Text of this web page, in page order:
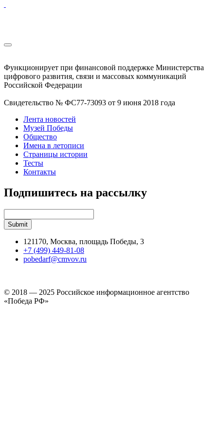
Функционирует при финансовой поддержке Министерства
цифрового развития, связи и массовых коммуникаций
Российской Федерации
Свидетельство № ФС77-73093 от 9 июня 2018 года
Лента новостей
Музей Победы
Общество
Имена в летописи
Страницы истории
Тесты
Контакты
Подпишитесь на рассылку
121170, Москва, площадь Победы, 3
+7 (499) 449-81-08
pobedarf@cmvov.ru
© 2018 — 2025 Российское информационное агентство
«Победа РФ»